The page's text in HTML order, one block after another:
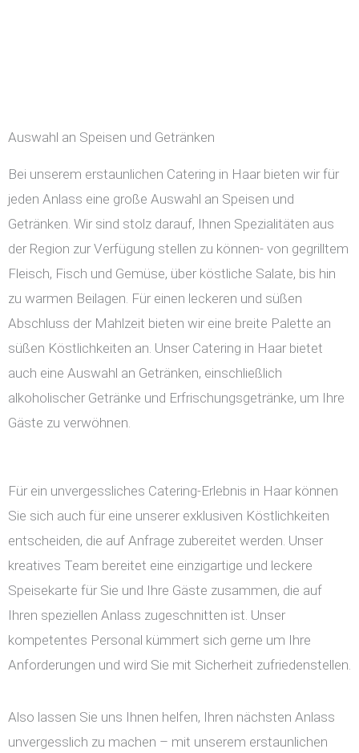
Auswahl an Speisen und Getränken
Bei unserem erstaunlichen Catering in Haar bieten wir für
jeden Anlass eine große Auswahl an Speisen und
Getränken. Wir sind stolz darauf, Ihnen Spezialitäten aus
der Region zur Verfügung stellen zu können- von gegrilltem
Fleisch, Fisch und Gemüse, über köstliche Salate, bis hin
zu warmen Beilagen. Für einen leckeren und süßen
Abschluss der Mahlzeit bieten wir eine breite Palette an
süßen Köstlichkeiten an. Unser Catering in Haar bietet
auch eine Auswahl an Getränken, einschließlich
alkoholischer Getränke und Erfrischungsgetränke, um Ihre
Gäste zu verwöhnen.
Für ein unvergessliches Catering-Erlebnis in Haar können
Sie sich auch für eine unserer exklusiven Köstlichkeiten
entscheiden, die auf Anfrage zubereitet werden. Unser
kreatives Team bereitet eine einzigartige und leckere
Speisekarte für Sie und Ihre Gäste zusammen, die auf
Ihren speziellen Anlass zugeschnitten ist. Unser
kompetentes Personal kümmert sich gerne um Ihre
Anforderungen und wird Sie mit Sicherheit zufriedenstellen.
Also lassen Sie uns Ihnen helfen, Ihren nächsten Anlass
unvergesslich zu machen – mit unserem erstaunlichen